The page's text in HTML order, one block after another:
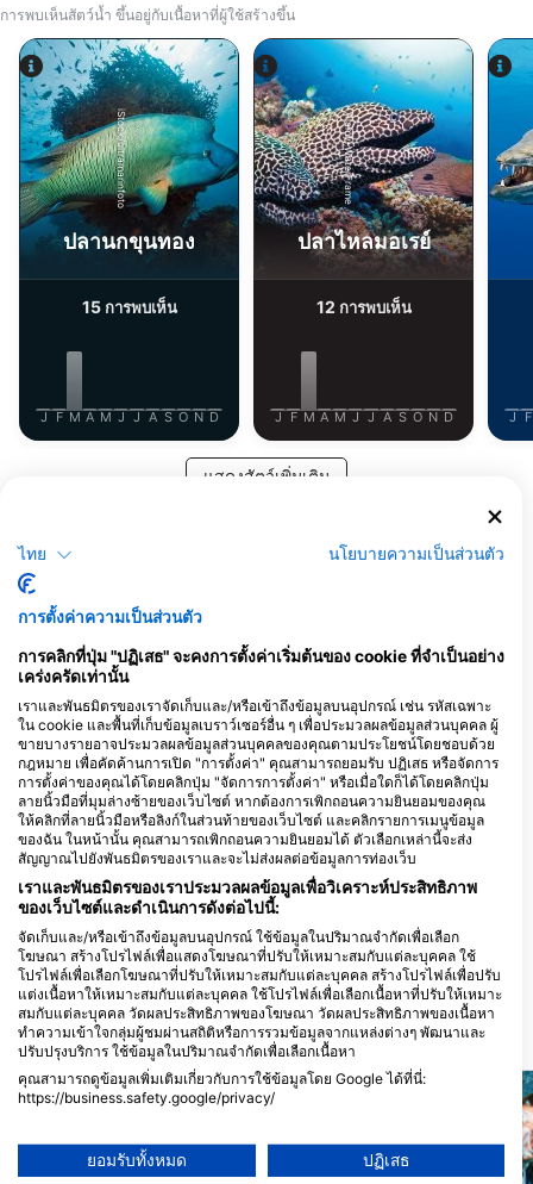
การพบเห็นสัตว์น้ำ ขึ้นอยู่กับเนื้อหาที่ผู้ใช้สร้างขึ้น
iStock/ultramarinfoto
ปลานกขุนทอง
15การพบเห็น
J F M A M J J A S O N D
Alamy-WaterFrame
ปลาไหลมอเรย์
12 การพบเห็น
J F M A M J J A S O N D J F
แสดงสัตว์เพิ่มเติม
ศูนย์ดำน้ำที่ให้บริการ ณ จุดดำน้ำแห่งนี้
Whale Wish Diving
Mueang Phuket, Phuket, ประเทศไทย
Scubadeep, Scubadeep
Patong
Phuket, ประเทศไทย
Blue Cat Scuba Diving Center
soi 10 35/221 Chao Fah
Village,Chao Fha Garden
Home 5, Vichee, Phuket
town, 83000 Phuket,
ประเทศไทย
X Dive
82220 Takua Pa, Phang
Nga, ประเทศไทย
TongTom Diving
Baan Lung Noi 31/2 Moo1,
86130 Sawi, Chumphon,
ประเทศไทย
สถานที่ดำน้ำ ในบริเวณใกล้เคียง
ไทย นโยบายความเป็นส่วนตัว
การตั้งค่าความเป็นส่วนตัว
การคลิกที่ปุ่ม "ปฏิเสธ" จะคงการตั้งค่าเริ่มต้นของ cookie ที่จำเป็นอย่าง
เคร่งครัดเท่านั้น
เราและพันธมิตรของเราจัดเก็บและ/หรือเข้าถึงข้อมูลบนอุปกรณ์ เช่น รหัสเฉพาะ
ใน cookie และพื้นที่เก็บข้อมูลเบราว์เซอร์อื่น ๆ เพื่อประมวลผลข้อมูลส่วนบุคคล ผู้
ขายบางรายอาจประมวลผลข้อมูลส่วนบุคคลของคุณตามประโยชน์โดยชอบด้วย
กฎหมาย เพื่อคัดค้านการเปิด "การตั้งค่า" คุณสามารถยอมรับ ปฏิเสธ หรือจัดการ
การตั้งค่าของคุณได้โดยคลิกปุ่ม "จัดการการตั้งค่า" หรือเมื่อใดก็ได้โดยคลิกปุ่ม
ลายนิ้วมือที่มุมล่างซ้ายของเว็บไซต์ หากต้องการเพิกถอนความยินยอมของคุณ
ให้คลิกที่ลายนิ้วมือหรือลิงก์ในส่วนท้ายของเว็บไซต์ และคลิกรายการเมนูข้อมูล
ของฉัน ในหน้านั้น คุณสามารถเพิกถอนความยินยอมได้ ตัวเลือกเหล่านี้จะส่ง
สัญญาณไปยังพันธมิตรของเราและจะไม่ส่งผลต่อข้อมูลการท่องเว็บ
เราและพันธมิตรของเราประมวลผลข้อมูลเพื่อวิเคราะห์ประสิทธิภาพ
ของเว็บไซต์และดำเนินการดังต่อไปนี้:
จัดเก็บและ/หรือเข้าถึงข้อมูลบนอุปกรณ์ ใช้ข้อมูลในปริมาณจำกัดเพื่อเลือก
โฆษณา สร้างโปรไฟล์เพื่อแสดงโฆษณาที่ปรับให้เหมาะสมกับแต่ละบุคคล ใช้
โปรไฟล์เพื่อเลือกโฆษณาที่ปรับให้เหมาะสมกับแต่ละบุคคล สร้างโปรไฟล์เพื่อปรับ
แต่งเนื้อหาให้เหมาะสมกับแต่ละบุคคล ใช้โปรไฟล์เพื่อเลือกเนื้อหาที่ปรับให้เหมาะ
สมกับแต่ละบุคคล วัดผลประสิทธิภาพของโฆษณา วัดผลประสิทธิภาพของเนื้อหา
ทำความเข้าใจกลุ่มผู้ชมผ่านสถิติหรือการรวมข้อมูลจากแหล่งต่างๆ พัฒนาและ
ปรับปรุงบริการ ใช้ข้อมูลในปริมาณจำกัดเพื่อเลือกเนื้อหา
คุณสามารถดูข้อมูลเพิ่มเติมเกี่ยวกับการใช้ข้อมูลโดย Google ได้ที่นี่:
https://business.safety.google/privacy/
ความยินยอมของคุณและนโยบาย cookie มีผลกับเว็บไซต์/แอปนี้เท่านั้น
ดูรายชื่อพันธมิตร (1 ผู้จำหน่าย IAB)
ยอมรับทั้งหมด ปฏิเสธ